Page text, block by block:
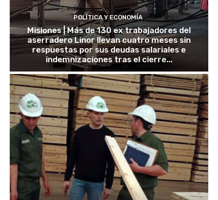
POLÍTICA Y ECONOMÍA
Misiones | Más de 130 ex trabajadores del
aserradero Linor llevan cuatro meses sin
respuestas por sus deudas salariales e
indemnizaciones tras el cierre...